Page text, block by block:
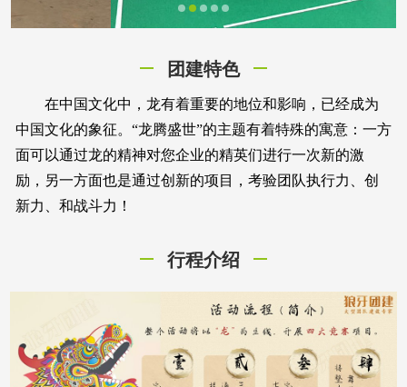
团建特色
在中国文化中，龙有着重要的地位和影响，已经成为
中国文化的象征。“龙腾盛世”的主题有着特殊的寓意：一方
面可以通过龙的精神对您企业的精英们进行一次新的激
励，另一方面也是通过创新的项目，考验团队执行力、创
新力、和战斗力！
行程介绍